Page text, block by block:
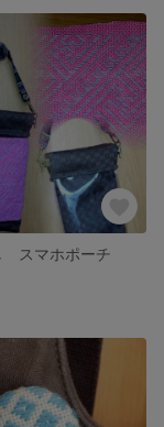
スマホポーチ